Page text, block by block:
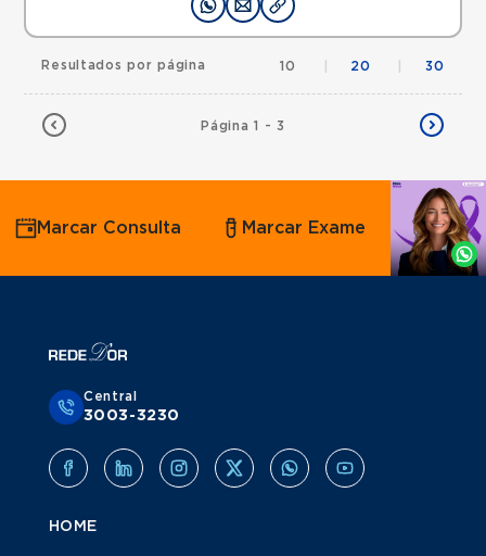
Página 1 - 3
Resultados por página 10 20 30
Agende
por
Whatsapp
Marcar Consulta Marcar Exame
Central
3003-3230
HOME